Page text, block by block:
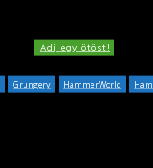
Adj egy ötöst!
Grungery HammerWorld